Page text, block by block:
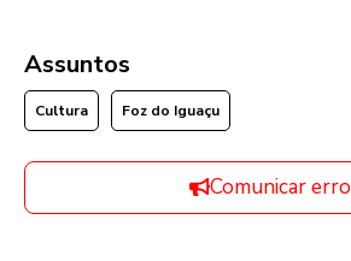
Assuntos
Cultura Foz do Iguaçu
Comunicar erro